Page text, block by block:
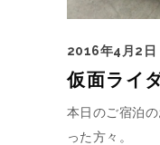
2016年4月2日
仮面ライ
本日のご宿泊
った方々。